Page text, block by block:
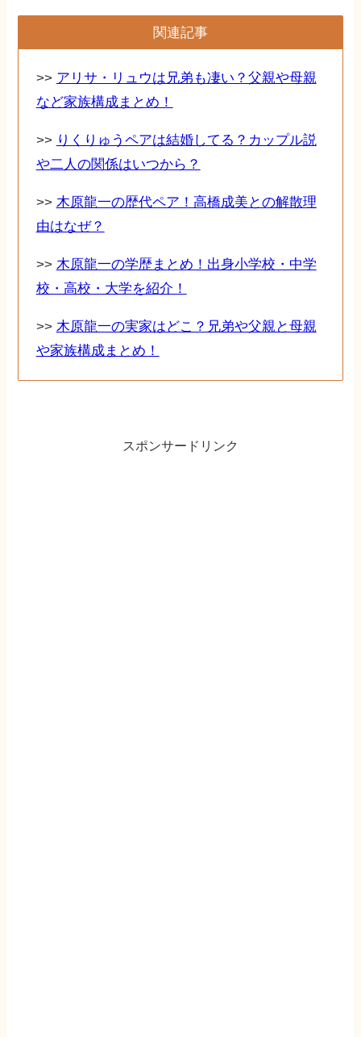
関連記事
>> アリサ・リュウは兄弟も凄い？父親や母親
など家族構成まとめ！
>> りくりゅうペアは結婚してる？カップル説
や二人の関係はいつから？
>> 木原龍一の歴代ペア！高橋成美との解散理
由はなぜ？
>> 木原龍一の学歴まとめ！出身小学校・中学
校・高校・大学を紹介！
>> 木原龍一の実家はどこ？兄弟や父親と母親
や家族構成まとめ！
スポンサードリンク